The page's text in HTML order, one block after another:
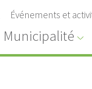
Événements et
Municipalité